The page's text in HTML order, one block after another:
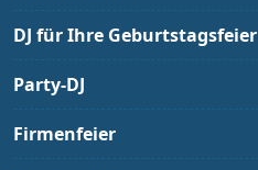
DJ für Ihre Geburtstagsfeier
Party-DJ
Firmenfeier